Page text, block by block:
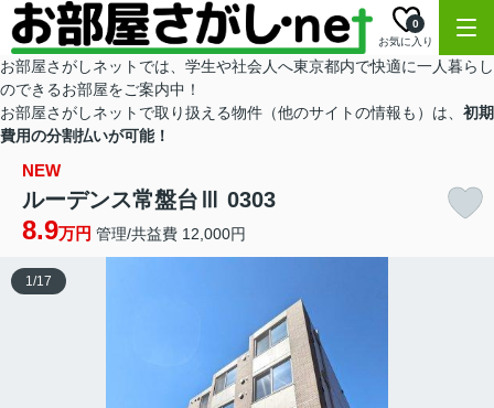
お気に入り
0
お部屋さがしネットでは、学生や社会人へ東京都内で快適に一人暮らし
のできるお部屋をご案内中！
お部屋さがしネットで取り扱える物件（他のサイトの情報も）は、 初期
費用の分割払いが可能！
NEW
ルーデンス常盤台Ⅲ 0303
8.9万円 管理/共益費 12,000円
1/17